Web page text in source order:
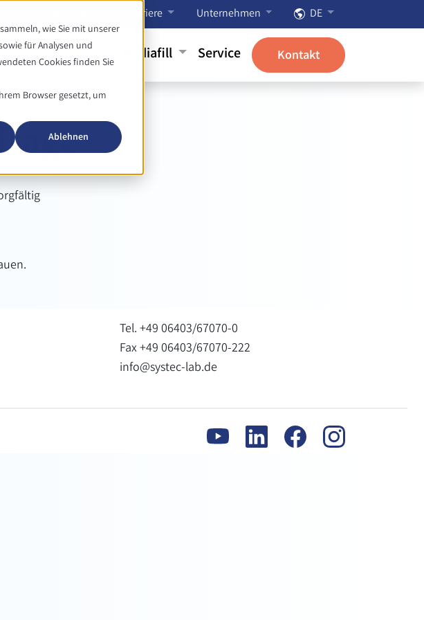
wie Sie mit unserer
für Analysen und
Cookies finden Sie
Browser gesetzt, um
Ablehnen
Karriere Unternehmen DE
Mediaprep Mediafill Service Kontakt
Tel. +49 06403/67070-0
Fax +49 06403/67070-222
info@systec-lab.de